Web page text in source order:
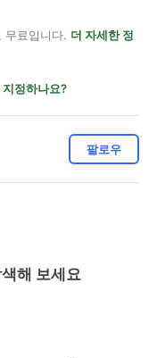
무료입니다. 더 자세한 정
정하나요?
팔로우
해 보세요